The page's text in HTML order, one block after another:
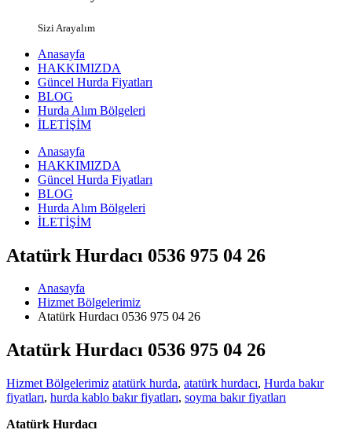
Sizi Arayalım
Anasayfa
HAKKIMIZDA
Güncel Hurda Fiyatları
BLOG
Hurda Alım Bölgeleri
İLETİŞİM
Anasayfa
HAKKIMIZDA
Güncel Hurda Fiyatları
BLOG
Hurda Alım Bölgeleri
İLETİŞİM
Atatürk Hurdacı 0536 975 04 26
Anasayfa
Hizmet Bölgelerimiz
Atatürk Hurdacı 0536 975 04 26
Atatürk Hurdacı 0536 975 04 26
Hizmet Bölgelerimiz atatürk hurda, atatürk hurdacı, Hurda bakır
fiyatları, hurda kablo bakır fiyatları, soyma bakır fiyatları
Atatürk Hurdacı